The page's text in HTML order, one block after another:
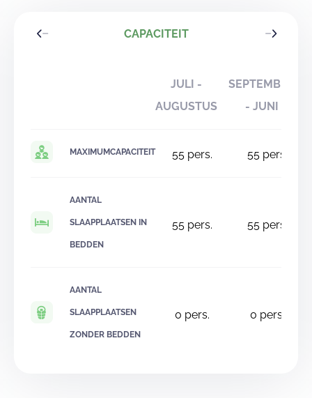
CAPACITEIT
JULI -
AUGUSTUS
SEPTEMBER
- JUNI
MAXIMUMCAPACITEIT 55pers. 55 pers.
AANTAL
SLAAPPLAATSEN IN
BEDDEN
55pers. 55 pers.
AANTAL
SLAAPPLAATSEN
ZONDER BEDDEN
0 pers. 0 pers.